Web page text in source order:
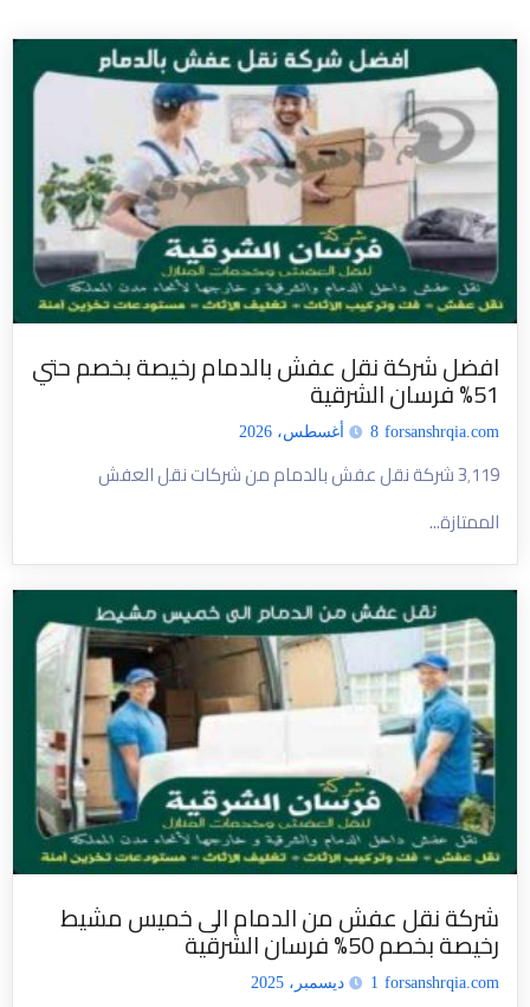
افضل شركة نقل عفش بالدمام رخيصة بخصم حتي
51% فرسان الشرقية
forsanshrqia.com 8 أغسطس، 2026
3٬119 شركة نقل عفش بالدمام من شركات نقل العفش
الممتازة...
شركة نقل عفش من الدمام الى خميس مشيط
رخيصة بخصم 50% فرسان الشرقية
forsanshrqia.com 1 ديسمبر، 2025